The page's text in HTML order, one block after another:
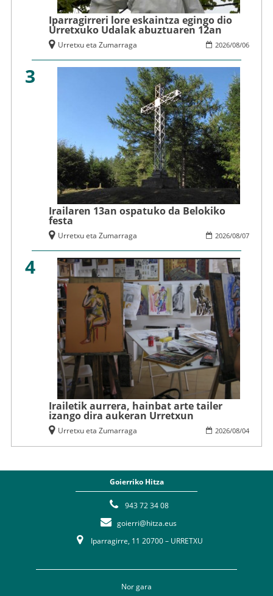
Iparragirreri lore eskaintza egingo dio
Urretxuko Udalak abuztuaren 12an
2026/08/06
Urretxu eta Zumarraga
3
Irailaren 13an ospatuko da Belokiko
festa
2026/08/07
Urretxu eta Zumarraga
4
Irailetik aurrera, hainbat arte tailer
izango dira aukeran Urretxun
2026/08/04
Urretxu eta Zumarraga
Goierriko Hitza
943 72 34 08
goierri@hitza.eus
Iparragirre, 11 20700 – URRETXU
Nor gara